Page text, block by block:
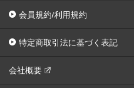
会員規約/利用規約
特定商取引法に基づく表記
会社概要